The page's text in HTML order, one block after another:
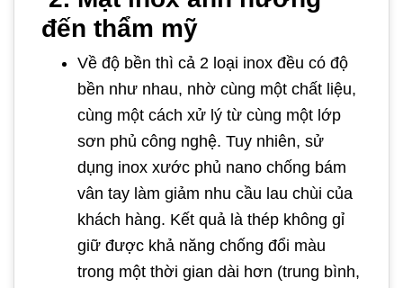
đến thẩm mỹ
Về độ bền thì cả 2 loại inox đều có độ
bền như nhau, nhờ cùng một chất liệu,
cùng một cách xử lý từ cùng một lớp
sơn phủ công nghệ. Tuy nhiên, sử
dụng inox xước phủ nano chống bám
vân tay làm giảm nhu cầu lau chùi của
khách hàng. Kết quả là thép không gỉ
giữ được khả năng chống đổi màu
trong một thời gian dài hơn (trung bình,